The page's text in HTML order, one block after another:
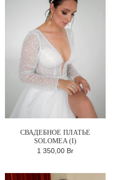
СВАДЕБНОЕ ПЛАТЬЕ
SOLOMEA (I)
1 350,00 Br